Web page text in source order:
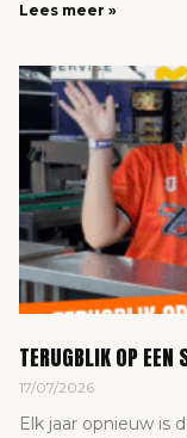
Lees meer »
TERUGBLIK OP EEN
17/07/2026
Elk jaar opnieuw is